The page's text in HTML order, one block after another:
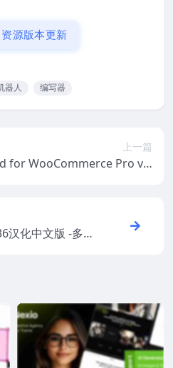
资源版本更新
器人 编写器
上一篇
for WooCommerce Pro v4.
汉化中文版 -多合